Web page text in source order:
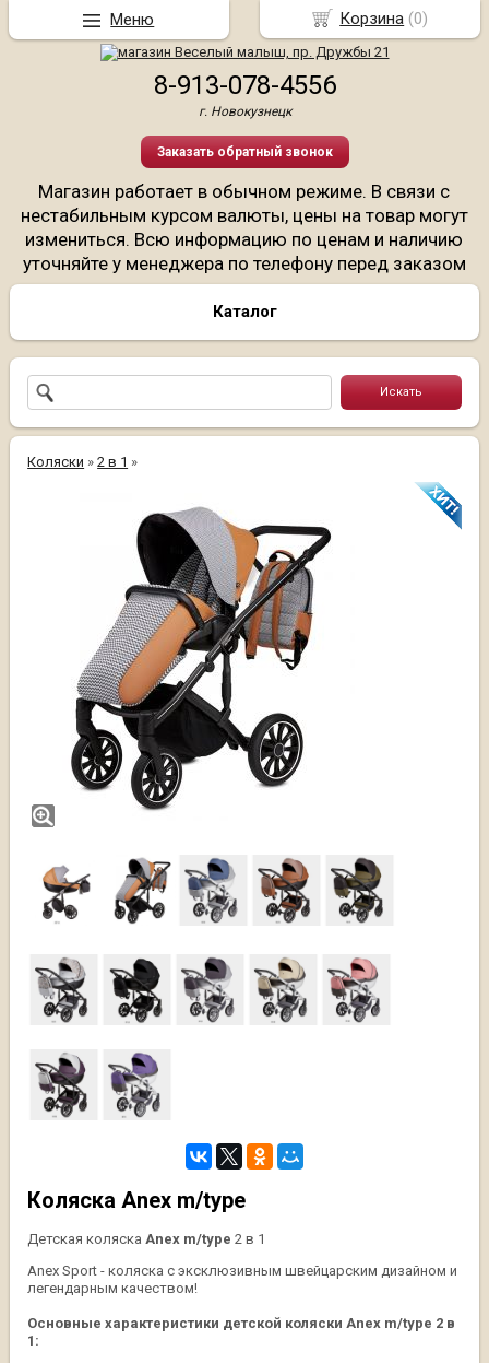
8-913-078-4556
г. Новокузнецк
Заказать обратный звонок
Магазин работает в обычном режиме. В связи с
нестабильным курсом валюты, цены на товар могут
измениться. Всю информацию по ценам и наличию
уточняйте у менеджера по телефону перед заказом
Каталог
Коляски »2 в 1 »
Коляска Anex m/type
Детская коляскаAnex m/type 2 в 1
Anex Sport - коляска с эксклюзивным швейцарским дизайном и
легендарным качеством!
Основные характеристики детской коляски Anex m/type 2 в
1:
Корзина (0)
Меню